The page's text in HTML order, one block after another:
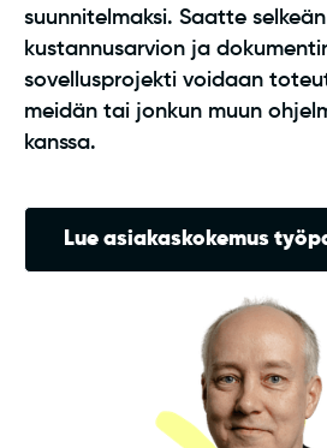
suunnitelmaksi. Saatte
kustannusarvion ja
sovellusprojekti voidaan
meidän tai jonkun muun
kanssa.
Lue asiakaskokemus